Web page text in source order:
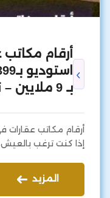
أرقام
بـ 9 ملايين – نملك كل الخيارات!
أرقام مكاتب عقارات
إذا كنت ترغب
المزيد